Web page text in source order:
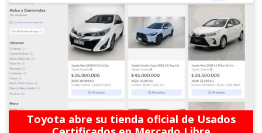
Toyota abre su tienda oficial de Usados